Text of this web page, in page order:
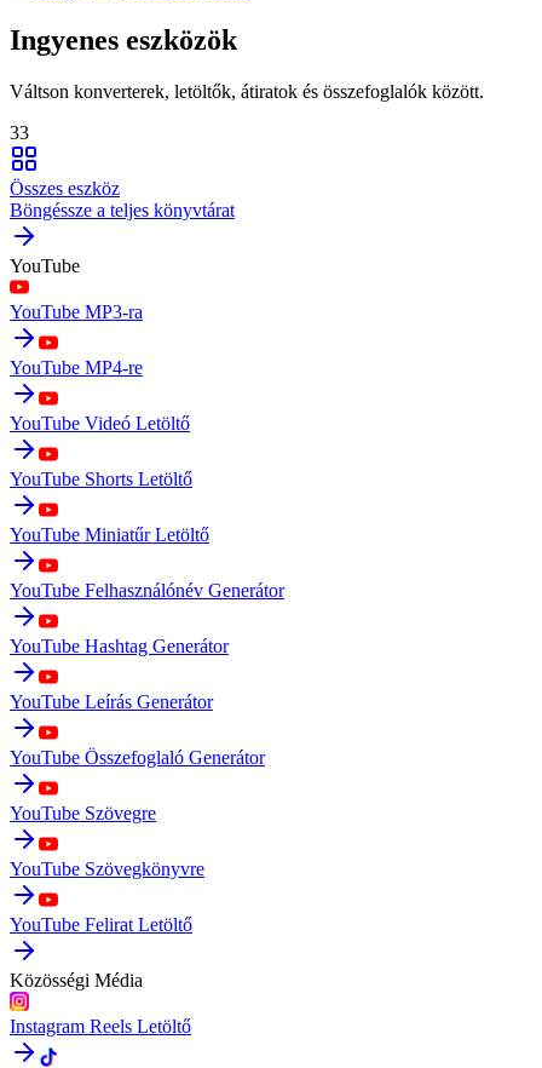
Ingyenes eszközök
Váltson konverterek, letöltők, átiratok és összefoglalók között.
33
Összes eszköz
Böngéssze a teljes könyvtárat
YouTube
YouTube MP3-ra
YouTube MP4-re
YouTube Videó Letöltő
YouTube Shorts Letöltő
YouTube Miniatűr Letöltő
YouTube Felhasználónév Generátor
YouTube Hashtag Generátor
YouTube Leírás Generátor
YouTube Összefoglaló Generátor
YouTube Szövegre
YouTube Szövegkönyvre
YouTube Felirat Letöltő
Közösségi Média
Instagram Reels Letöltő